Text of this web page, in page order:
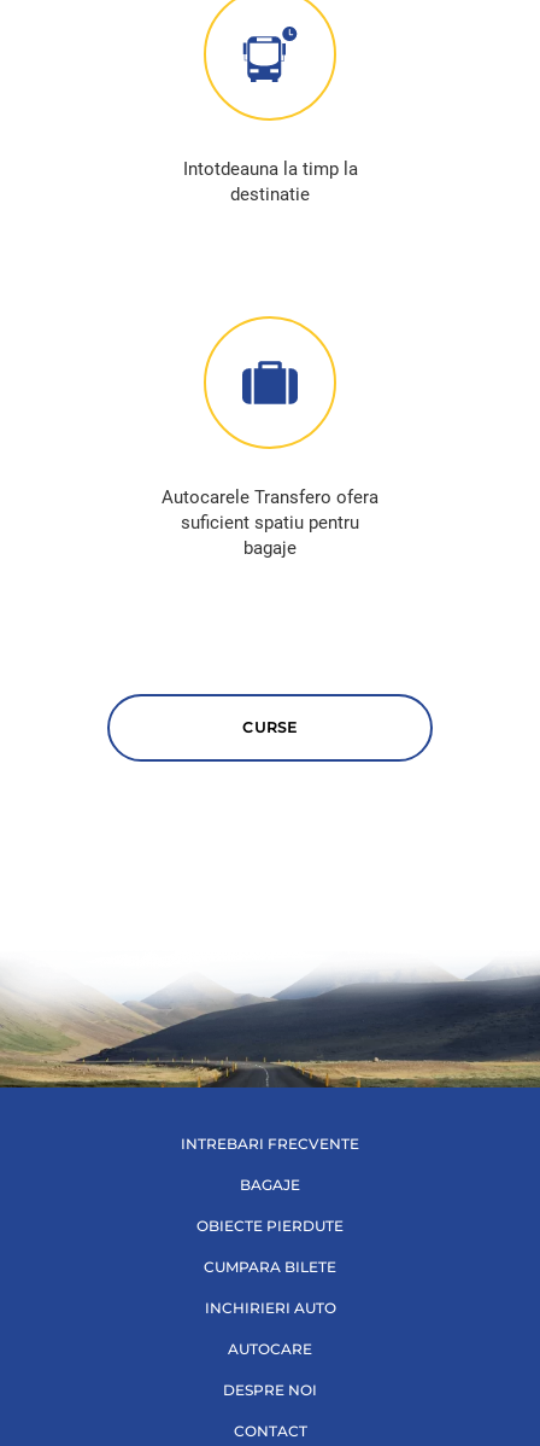
Intotdeauna la timp la
destinatie
Autocarele Transfero ofera
suficient spatiu pentru
bagaje
CURSE
INTREBARI FRECVENTE
BAGAJE
OBIECTE PIERDUTE
CUMPARA BILETE
INCHIRIERI AUTO
AUTOCARE
DESPRE NOI
CONTACT